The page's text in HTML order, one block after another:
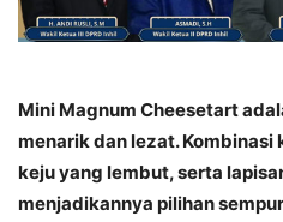
Mini Magnum Cheesetart
menarik dan lezat.
keju yang lembut, serta
menjadikannya pilihan